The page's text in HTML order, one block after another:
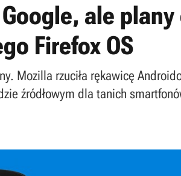
ale plany
Firefox OS
Mozilla rzuciła rękawicę
źródłowym dla tanich